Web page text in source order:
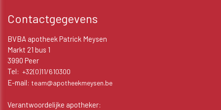
Contactgegevens
BVBA apotheek Patrick Meysen
Markt 21 bus 1
3990 Peer
Tel: +32(0)11/610300
E-mail: team@apotheekmeysen.be
Verantwoordelijke apotheker: